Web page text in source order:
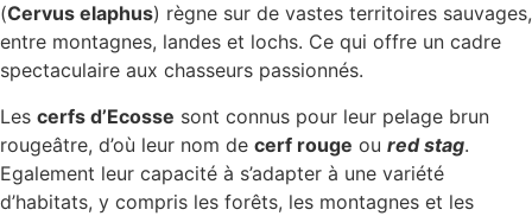
(Cervus elaphus) règne sur de vastes territoires sauvages,
entre montagnes, landes et lochs. Ce qui offre un cadre
spectaculaire aux chasseurs passionnés.
Les cerfs d’Ecosse sont connus pour leur pelage brun
rougeâtre, d’où leur nom de cerf rouge ou red stag.
Egalement leur capacité à s’adapter à une variété
d’habitats, y compris les forêts, les montagnes et les